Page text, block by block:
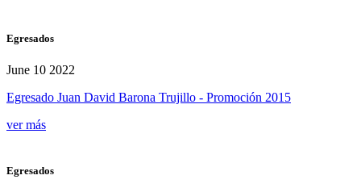
Egresados
June 10 2022
Egresado Juan David Barona Trujillo - Promoción 2015
ver más
Egresados